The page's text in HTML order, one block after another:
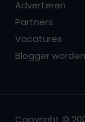
Adverteren
Partners
Vacatures
Blogger worden